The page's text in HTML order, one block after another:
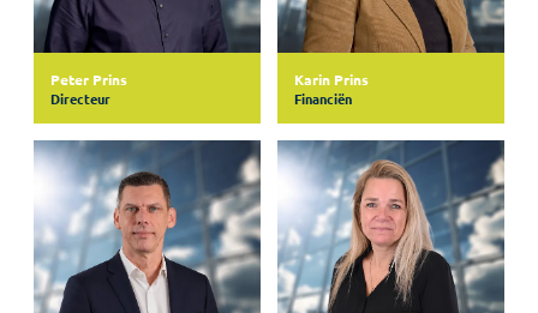
Peter Prins
Directeur
Karin Prins
Financiën